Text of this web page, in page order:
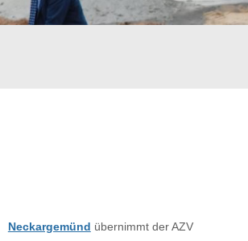
Neckargemünd übernimmt der AZV